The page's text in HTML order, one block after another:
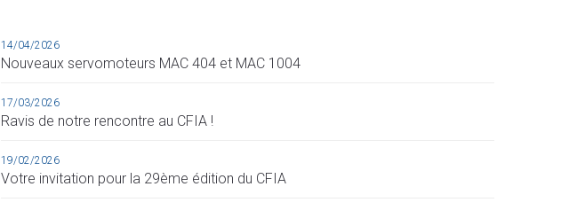
14/04/2026
Nouveaux servomoteurs MAC 404 et MAC 1004
17/03/2026
Ravis de notre rencontre au CFIA !
19/02/2026
Votre invitation pour la 29ème édition du CFIA